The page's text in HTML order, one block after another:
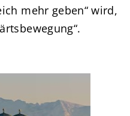
mehr geben“ wird,